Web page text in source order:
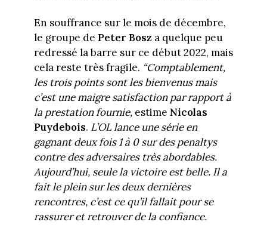
En souffrance sur le mois de décembre,
le groupe de Peter Bosza quelque peu
redressé la barre sur ce début 2022, mais
cela reste très fragile. “Comptablement,
les trois points sont les bienvenus mais
c’est une maigre satisfaction par rapport à
la prestation fournie,estime Nicolas
Puydebois. L’OL lance une série en
gagnant deux fois 1 à 0 sur des penaltys
contre des adversaires très abordables.
Aujourd’hui, seule la victoire est belle. Il a
fait le plein sur les deux dernières
rencontres, c’est ce qu’il fallait pour se
rassurer et retrouver de la confiance.